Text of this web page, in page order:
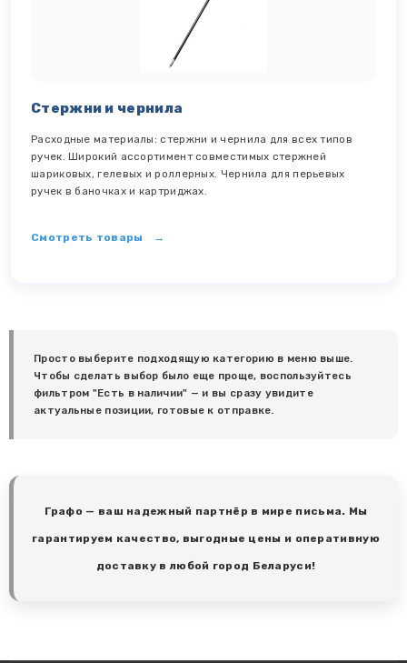
Стержни и чернила
Расходные материалы: стержни и чернила для всех типов
ручек. Широкий ассортимент совместимых стержней
шариковых, гелевых и роллерных. Чернила для перьевых
ручек в баночках и картриджах.
Смотреть товары
Просто выберите подходящую категорию в меню выше.
Чтобы сделать выбор было еще проще, воспользуйтесь
фильтром "Есть в наличии" — и вы сразу увидите
актуальные позиции, готовые к отправке.
Графо — ваш надежный партнёр в мире письма. Мы
гарантируем качество, выгодные цены и оперативную
доставку в любой город Беларуси!